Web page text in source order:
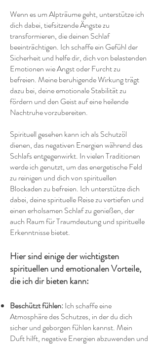
Wenn es um Alpträume geht, unterstütze ich
dich dabei, tiefsitzende Ängste zu
transformieren, die deinen Schlaf
beeinträchtigen. Ich schaffe ein Gefühl der
Sicherheit und helfe dir, dich von belastenden
Emotionen wie Angst oder Furcht zu
befreien. Meine beruhigende Wirkung trägt
dazu bei, deine emotionale Stabilität zu
fördern und den Geist auf eine heilende
Nachtruhe vorzubereiten.
Spirituell gesehen kann ich als Schutzöl
dienen, das negativen Energien während des
Schlafs entgegenwirkt. In vielen Traditionen
werde ich genutzt, um das energetische Feld
zu reinigen und dich von spirituellen
Blockaden zu befreien. Ich unterstütze dich
dabei, deine spirituelle Reise zu vertiefen und
einen erholsamen Schlaf zu genießen, der
auch Raum für Traumdeutung und spirituelle
Erkenntnisse bietet.
Hier sind einige der wichtigsten
spirituellen und emotionalen Vorteile,
die ich dir bieten kann:
Beschützt fühlen:Ich schaffe eine
Atmosphäre des Schutzes, in der du dich
sicher und geborgen fühlen kannst. Mein
Duft hilft, negative Energien abzuwenden und